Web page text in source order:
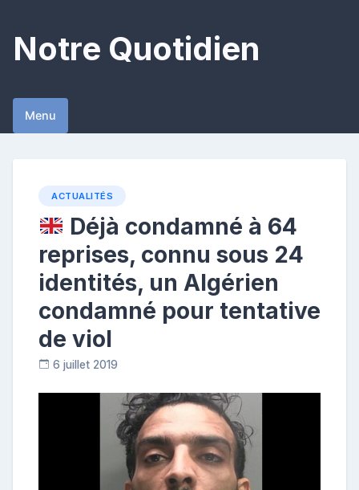
content
Notre Quotidien
Menu
ACTUALITÉS
Déjà condamné à 64
reprises, connu sous 24
identités, un Algérien
condamné pour tentative
de viol
6 juillet 2019
o
n
t
b